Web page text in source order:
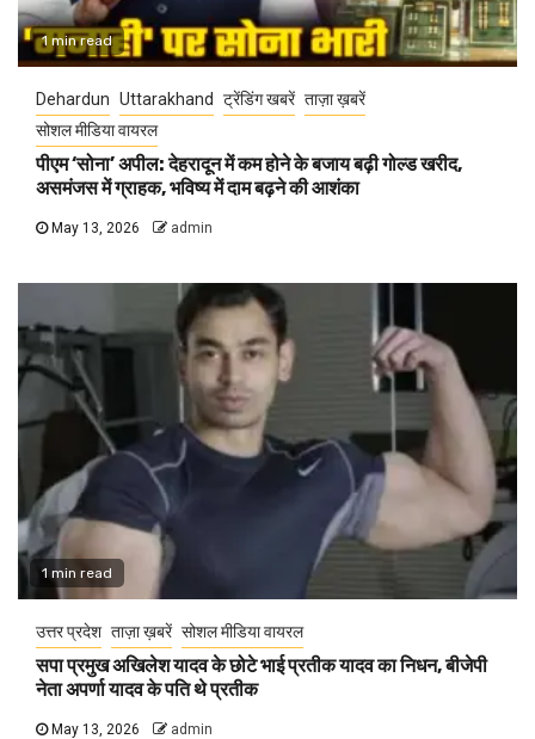
1 min read
Dehardun Uttarakhand ट्रेंडिंग खबरें ताज़ा ख़बरें
सोशल मीडिया वायरल
पीएम ‘सोना’ अपील: देहरादून में कम होने के बजाय बढ़ी गोल्ड खरीद,
असमंजस में ग्राहक, भविष्य में दाम बढ़ने की आशंका
May 13, 2026 admin
1 min read
उत्तर प्रदेश ताज़ा ख़बरें सोशल मीडिया वायरल
सपा प्रमुख अखिलेश यादव के छोटे भाई प्रतीक यादव का निधन, बीजेपी
नेता अपर्णा यादव के पति थे प्रतीक
May 13, 2026 admin